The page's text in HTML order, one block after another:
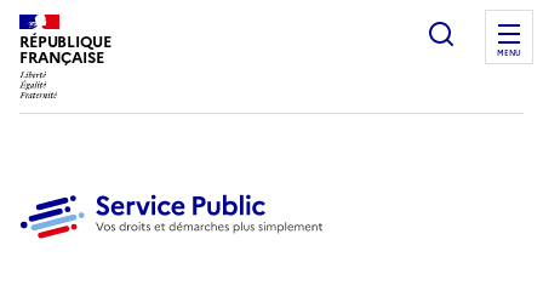
RÉPUBLIQUE
FRANÇAISE
Ouvrir
MENU